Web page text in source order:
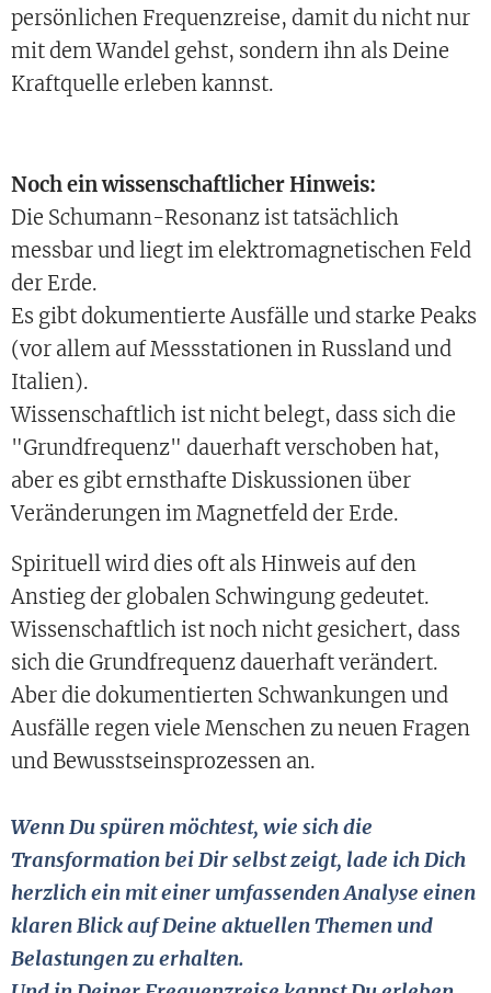
persönlichen Frequenzreise, damit du nicht nur
mit dem Wandel gehst, sondern ihn als Deine
Kraftquelle erleben kannst.
Noch ein wissenschaftlicher Hinweis:
Die Schumann-Resonanz ist tatsächlich
messbar und liegt im elektromagnetischen Feld
der Erde.
Es gibt dokumentierte Ausfälle und starke Peaks
(vor allem auf Messstationen in Russland und
Italien).
Wissenschaftlich ist nicht belegt, dass sich die
"Grundfrequenz" dauerhaft verschoben hat,
aber es gibt ernsthafte Diskussionen über
Veränderungen im Magnetfeld der Erde.
Spirituell wird dies oft als Hinweis auf den
Anstieg der globalen Schwingung gedeutet.
Wissenschaftlich ist noch nicht gesichert, dass
sich die Grundfrequenz dauerhaft verändert.
Aber die dokumentierten Schwankungen und
Ausfälle regen viele Menschen zu neuen Fragen
und Bewusstseinsprozessen an.
Wenn Du spüren möchtest, wie sich die
Transformation bei Dir selbst zeigt, lade ich Dich
herzlich ein mit einer umfassenden Analyse einen
klaren Blick auf Deine aktuellen Themen und
Belastungen zu erhalten.